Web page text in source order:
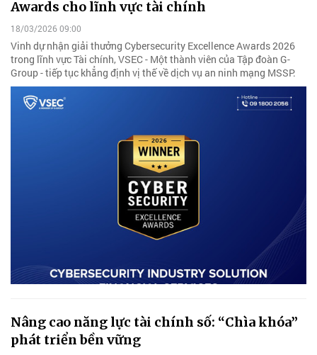
Awards cho lĩnh vực tài chính
18/03/2026 09:00
Vinh dự nhận giải thưởng Cybersecurity Excellence Awards 2026
trong lĩnh vực Tài chính, VSEC - Một thành viên của Tập đoàn G-
Group - tiếp tục khẳng định vị thế về dịch vụ an ninh mạng MSSP.
Nâng cao năng lực tài chính số: “Chìa khóa”
phát triển bền vững